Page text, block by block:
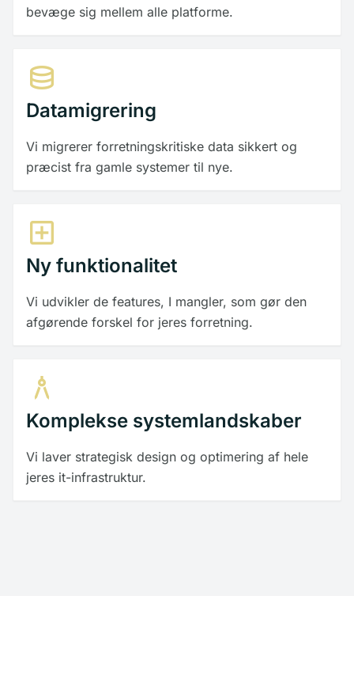
bevæge sig mellem alle platforme.
database
Datamigrering
Vi migrerer forretningskritiske data sikkert og
præcist fra gamle systemer til nye.
add_box
Ny funktionalitet
Vi udvikler de features, I mangler, som gør den
afgørende forskel for jeres forretning.
architecture
Komplekse systemlandskaber
Vi laver strategisk design og optimering af hele
jeres it-infrastruktur.